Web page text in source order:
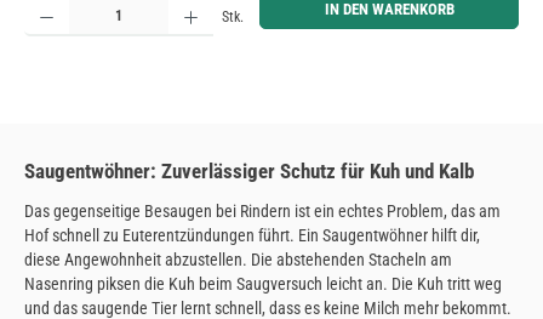
Stk. IN DEN WARENKORB
Saugentwöhner: Zuverlässiger Schutz für Kuh und Kalb
Das gegenseitige Besaugen bei Rindern ist ein echtes Problem, das am
Hof schnell zu Euterentzündungen führt. Ein Saugentwöhner hilft dir,
diese Angewohnheit abzustellen. Die abstehenden Stacheln am
Nasenring piksen die Kuh beim Saugversuch leicht an. Die Kuh tritt weg
und das saugende Tier lernt schnell, dass es keine Milch mehr bekommt.